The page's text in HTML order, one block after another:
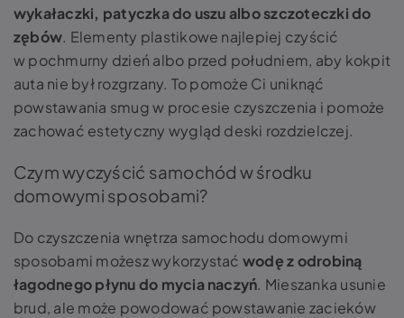
wykałaczki, patyczka do uszu albo szczoteczki do
zębów. Elementy plastikowe najlepiej czyścić
w pochmurny dzień albo przed południem, aby kokpit
auta nie był rozgrzany. To pomoże Ci uniknąć
powstawania smug w procesie czyszczenia i pomoże
zachować estetyczny wygląd deski rozdzielczej.
Czym wyczyścić samochód w środku
domowymi sposobami?
Do czyszczenia wnętrza samochodu domowymi
sposobami możesz wykorzystać wodę z odrobiną
łagodnego płynu do mycia naczyń. Mieszanka usunie
brud, ale może powodować powstawanie zacieków